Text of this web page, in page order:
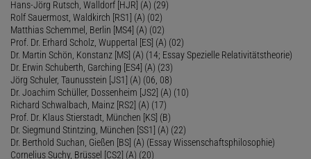
Hans-Jörg Rutsch, Walldorf [HJR] (A) (29)
Rolf Sauermost, Waldkirch [RS1] (A) (02)
Matthias Schemmel, Berlin [MS4] (A) (02)
Prof. Dr. Erhard Scholz, Wuppertal [ES] (A) (02)
Dr. Martin Schön, Konstanz [MS] (A) (14; Essay Spezielle Relativitätstheorie)
Dr. Erwin Schuberth, Garching [ES4] (A) (23)
Jörg Schuler, Taunusstein [JS1] (A) (06, 08)
Dr. Joachim Schüller, Dossenheim [JS2] (A) (10)
Richard Schwalbach, Mainz [RS2] (A) (17)
Prof. Dr. Klaus Stierstadt, München [KS] (B)
Dr. Siegmund Stintzing, München [SS1] (A) (22)
Dr. Berthold Suchan, Gießen [BS] (A) (Essay Wissenschaftsphilosophie)
Cornelius Suchy, Brüssel [CS2] (A) (20)